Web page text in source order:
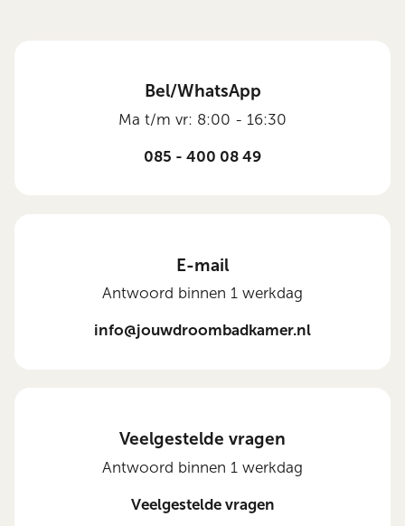
Bel/WhatsApp
Ma t/m vr: 8:00 - 16:30
085 - 400 08 49
E-mail
Antwoord binnen 1 werkdag
info@jouwdroombadkamer.nl
Veelgestelde vragen
Antwoord binnen 1 werkdag
Veelgestelde vragen